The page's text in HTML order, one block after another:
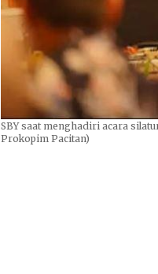
SBY saat menghadiri acara
Prokopim Pacitan)